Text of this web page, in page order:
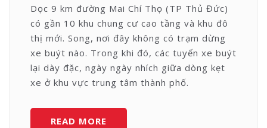
Dọc 9 km đường Mai Chí Thọ (TP Thủ Đức)
có gần 10 khu chung cư cao tầng và khu đô
thị mới. Song, nơi đây không có trạm dừng
xe buýt nào. Trong khi đó, các tuyến xe buýt
lại dày đặc, ngày ngày nhích giữa dòng kẹt
xe ở khu vực trung tâm thành phố.
READ MORE